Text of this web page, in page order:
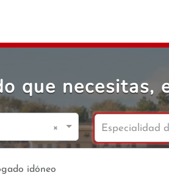
que necesitas,
× Especialidad